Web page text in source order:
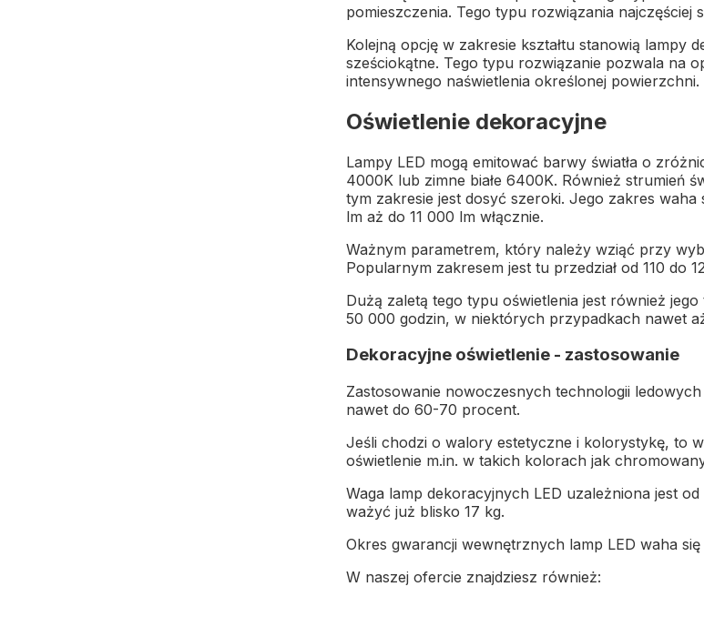
pomieszczenia. Tego typu rozwiązania
Kolejną opcję w zakresie kształtu stanowią lampy
sześciokątne. Tego typu rozwiązanie pozwala na
intensywnego naświetlenia określonej powierzchni.
Oświetlenie dekoracyjne
Lampy LED mogą emitować barwy światła o
4000K lub zimne białe 6400K. Również strumień
tym zakresie jest dosyć szeroki. Jego zakres
lm aż do 11 000 lm włącznie.
Ważnym parametrem, który należy wziąć przy
Popularnym zakresem jest tu przedział od 110 do
Dużą zaletą tego typu oświetlenia jest również
50 000 godzin, w niektórych przypadkach nawet
Dekoracyjne oświetlenie - zastosowanie
Zastosowanie nowoczesnych technologii
nawet do 60-70 procent.
Jeśli chodzi o walory estetyczne i kolorystykę, to
oświetlenie m.in. w takich kolorach jak
Waga lamp dekoracyjnych LED uzależniona jest
ważyć już blisko 17 kg.
Okres gwarancji wewnętrznych lamp LED waha się
W naszej ofercie znajdziesz również: